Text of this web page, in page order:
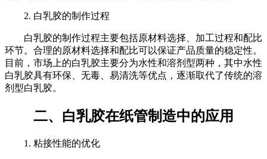
2. 白乳胶的制作过程
白乳胶的制作过程主要包括原材料选择、加工过程和配比
环节。合理的原材料选择和配比可以保证产品质量的稳定性。
目前，市场上的白乳胶主要分为水性和溶剂型两种，其中水性
白乳胶具有环保、无毒、易清洗等优点，逐渐取代了传统的溶
剂型白乳胶。
二、白乳胶在纸管制造中的应用
1. 粘接性能的优化